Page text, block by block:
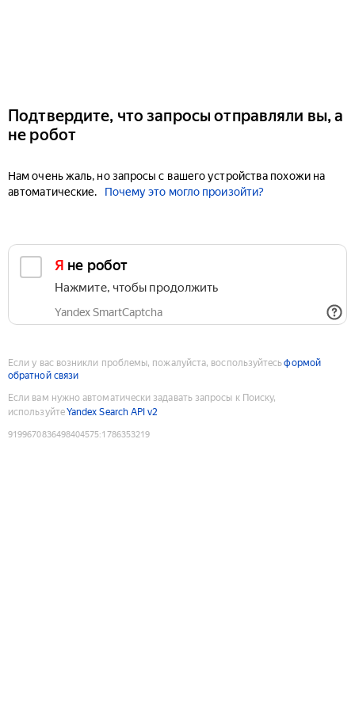
Подтвердите, что запросы отправляли вы, а
не робот
Нам очень жаль, но запросы с вашего устройства похожи на
автоматические.
Почему это могло произойти?
Я не робот
Нажмите, чтобы продолжить
Yandex SmartCaptcha
Если у вас возникли проблемы, пожалуйста, воспользуйтесьформой
обратной связи
Если вам нужно автоматически задавать запросы к Поиску,
используйтеYandex Search API v2
9199670836498404575:1786353219